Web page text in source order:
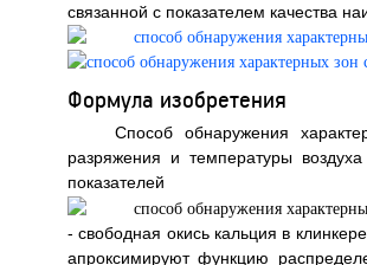
связанной с показателем качества
Формула изобретения
Способ обнаружения
разряжения и температуры
- свободная окись кальция в
апроксимируют функцию